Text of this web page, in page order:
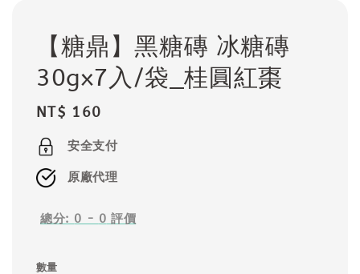
【糖鼎】黑糖磚 冰糖磚
30gx7入/袋_桂圓紅棗
Regular
price
NT$ 160
安全支付
原廠代理
總分: 0 - 0 評價
數量